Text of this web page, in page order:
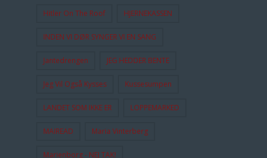
Hitler On The Roof HJERNEKASSEN
INDEN VI DØR SYNGER VI EN SANG
Jantedrengen JEG HEDDER BENTE
Jeg Vil Også Kysses Kussesumpen
LANDET SOM IKKE ER LOPPEMARKED
MAIREAD Maria Vinterberg
Marienborg - NEJ TAK!